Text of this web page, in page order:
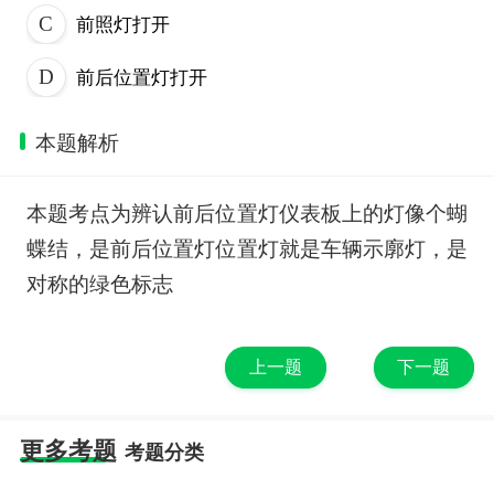
前照灯打开
前后位置灯打开
本题解析
本题考点为辨认前后位置灯仪表板上的灯像个蝴
蝶结，是前后位置灯位置灯就是车辆示廓灯，是
对称的绿色标志
上一题 下一题
更多考题 考题分类